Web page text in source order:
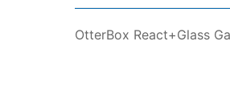
OtterBox React+Glass